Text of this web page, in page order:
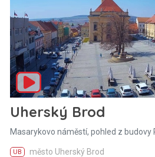
Uherský Brod
Masarykovo náměstí, pohled z budovy
UB město Uherský Brod